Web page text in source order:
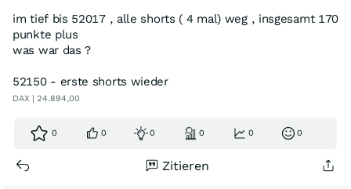
im tief bis 52017 , alle shorts ( 4 mal) weg , insgesamt 170
punkte plus
was war das ?
52150 - erste shorts wieder
DAX | 24.894,00
0 0 0 0 0 0
Zitieren